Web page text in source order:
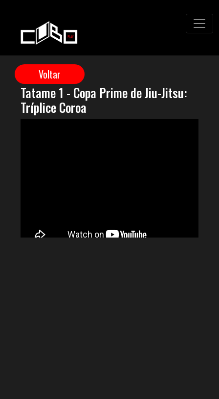
Tatame 1 - Copa Prime de Jiu-Jitsu:
Tríplice Coroa